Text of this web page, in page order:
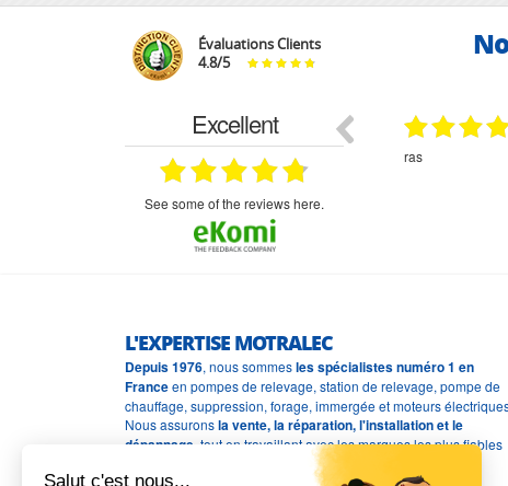
Évaluations Clients
4.8/5
Excellent
see some of the reviews here.
07.07.2026
bien rien a dire .what else RAS
L'EXPERTISE MOTRALEC
Depuis 1976, nous sommesles spécialistes numéro 1 en
Franceen pompes de relevage, station de relevage, pompe de
chauffage, suppression, forage, immergée et moteurs
Nous assuronsla vente, la réparation, l'installation et le
dépannage , tout en travaillant avec les marques les plus fiables